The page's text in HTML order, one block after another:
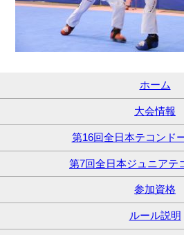
ホーム
大会情報
第16回全日本テコンド
第7回全日本ジュニアテ
参加資格
ルール説明